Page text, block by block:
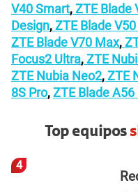
V40 Smart,ZTE Blade
Design,ZTE Blade
ZTE Blade V70 Max,
Focus2 Ultra,ZTE
ZTE Nubia Neo2,ZTE
8S Pro,ZTE Blade A56
Top equipos
4